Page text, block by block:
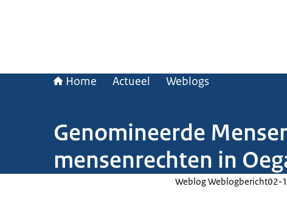
Home Actueel Weblogs
Genomineerde
mensenrechten in
Weblog Weblogbericht02-